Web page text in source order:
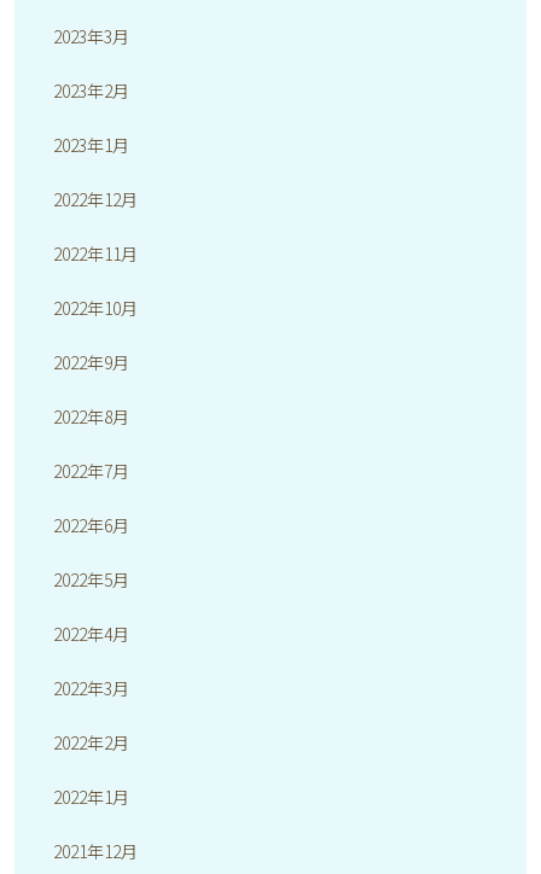
2023年3月
2023年2月
2023年1月
2022年12月
2022年11月
2022年10月
2022年9月
2022年8月
2022年7月
2022年6月
2022年5月
2022年4月
2022年3月
2022年2月
2022年1月
2021年12月